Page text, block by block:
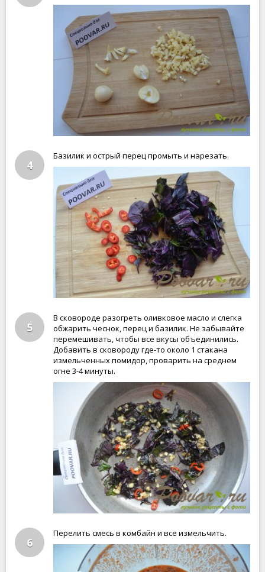
4
Базилик и острый перец промыть и нарезать.
5
В сковороде разогреть оливковое масло и слегка
обжарить чеснок, перец и базилик. Не забывайте
перемешивать, чтобы все вкусы объединились.
Добавить в сковороду где-то около 1 стакана
измельченных помидор, проварить на среднем
огне 3-4 минуты.
6
Перелить смесь в комбайн и все измельчить.